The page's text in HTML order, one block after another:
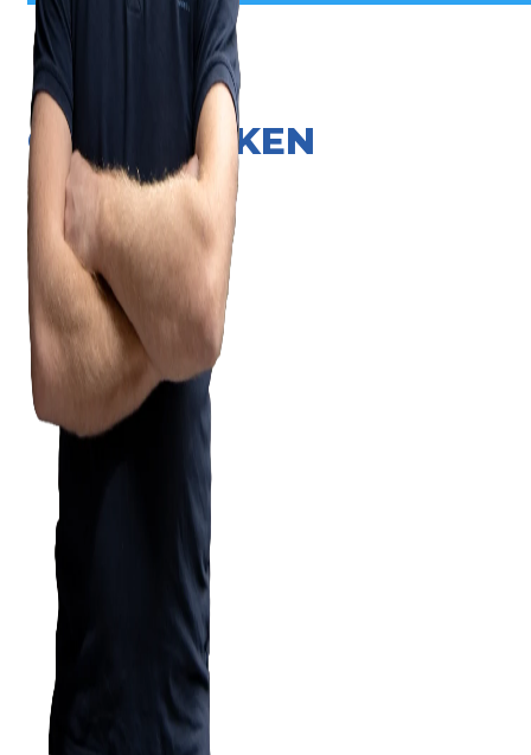
ONZE MERKEN